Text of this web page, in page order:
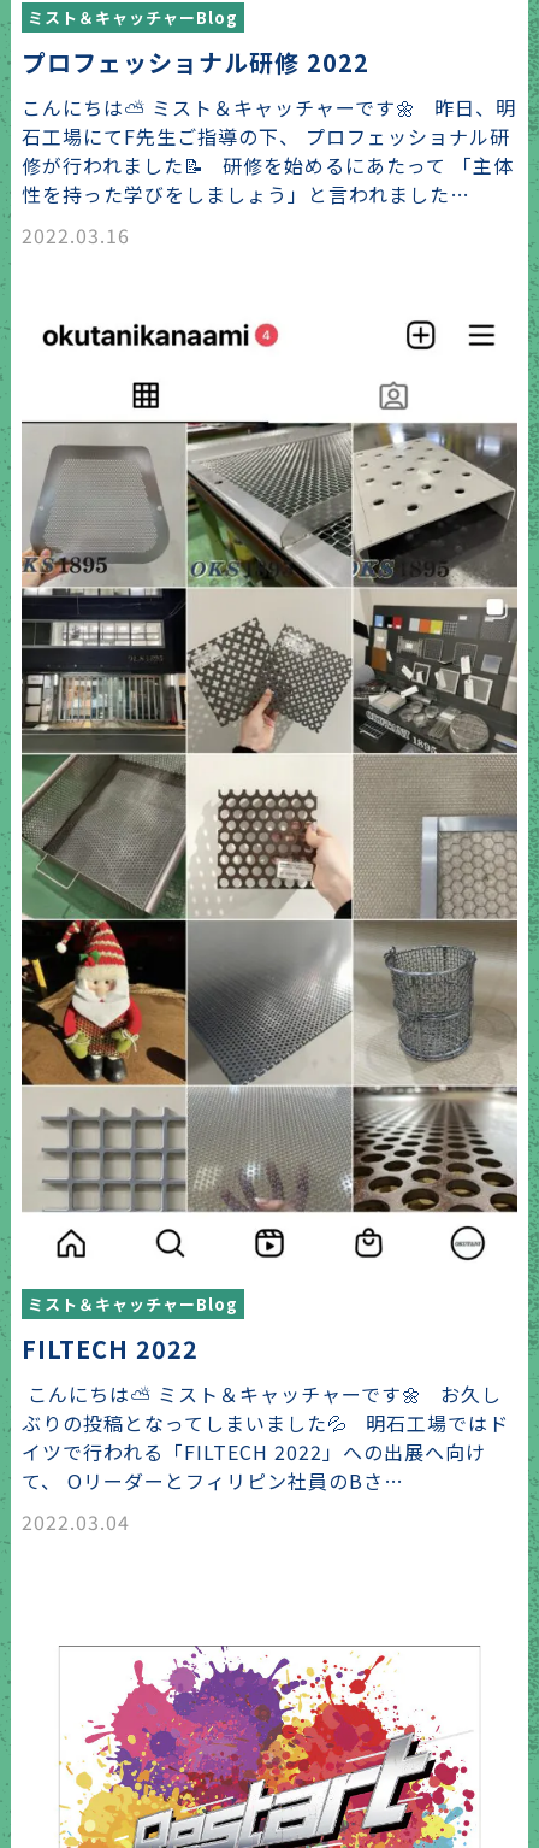
ミスト＆キャッチャーBlog
プロフェッショナル研修 2022
こんにちは⛅ ミスト＆キャッチャーです🌼 昨日、明
石工場にてF先生ご指導の下、 プロフェッショナル研
修が行われました📝 研修を始めるにあたって 「主体
性を持った学びをしましょう」と言われました…
2022.03.16
ミスト＆キャッチャーBlog
FILTECH 2022
こんにちは⛅ ミスト＆キャッチャーです🌼 お久し
ぶりの投稿となってしまいました💦 明石工場ではド
イツで行われる「FILTECH 2022」への出展へ向け
て、 Oリーダーとフィリピン社員のBさ…
2022.03.04